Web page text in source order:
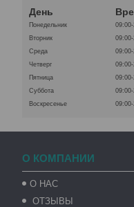
День
Понедельник
Вторник
Среда
Четверг
Пятница
Суббота
Воскресенье
О КОМПАНИИ
О НАС
ОТЗЫВЫ